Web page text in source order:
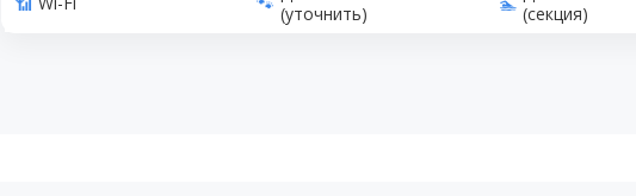
(уточнить)
(секция)